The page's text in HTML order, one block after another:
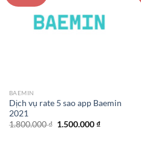
BAEMIN
Dịch vụ rate 5 sao app Baemin
2021
1.800.000₫ Giá
1.500.000₫Giá